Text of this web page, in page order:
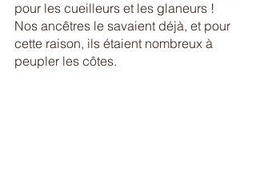
pour les cueilleurs et les glaneurs !
Nos ancêtres le savaient déjà, et pour
cette raison, ils étaient nombreux à
peupler les côtes.